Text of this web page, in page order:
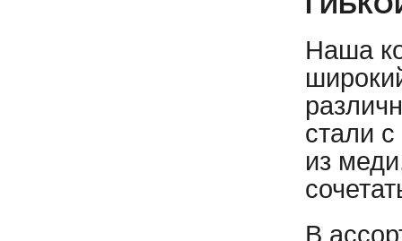
Наша
стали
из
В